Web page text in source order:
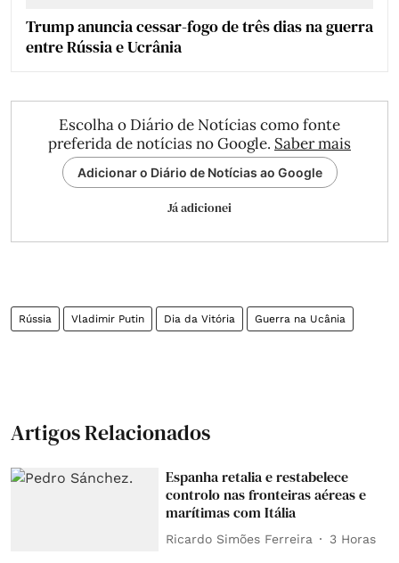
Trump anuncia cessar-fogo de três dias na guerra
entre Rússia e Ucrânia
Escolha o Diário de Notícias como fonte
preferida de notícias no Google. Saber mais
Adicionar o Diário de Notícias ao Google
Já adicionei
Rússia Vladimir Putin Dia da Vitória Guerra na Ucânia
Artigos Relacionados
Espanha retalia e restabelece
controlo nas fronteiras aéreas e
marítimas com Itália
Ricardo Simões Ferreira 3 Horas